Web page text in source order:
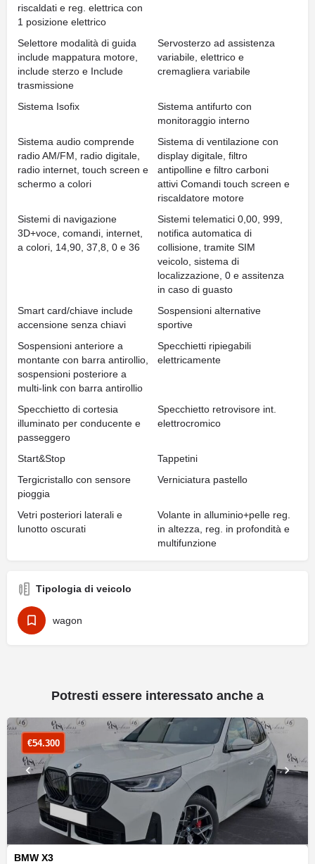
riscaldati e reg. elettrica con
1 posizione elettrico
Selettore modalità di guida
include mappatura motore,
include sterzo e Include
trasmissione
Servosterzo ad assistenza
variabile, elettrico e
cremagliera variabile
Sistema Isofix
Sistema antifurto con
monitoraggio interno
Sistema audio comprende
radio AM/FM, radio digitale,
radio internet, touch screen e
schermo a colori
Sistema di ventilazione con
display digitale, filtro
antipolline e filtro carboni
attivi Comandi touch screen e
riscaldatore motore
Sistemi di navigazione
3D+voce, comandi, internet,
a colori, 14,90, 37,8, 0 e 36
Sistemi telematici 0,00, 999,
notifica automatica di
collisione, tramite SIM
veicolo, sistema di
localizzazione, 0 e assitenza
in caso di guasto
Smart card/chiave include
accensione senza chiavi
Sospensioni alternative
sportive
Sospensioni anteriore a
montante con barra antirollio,
sospensioni posteriore a
multi-link con barra antirollio
Specchietti ripiegabili
elettricamente
Specchietto di cortesia
illuminato per conducente e
passeggero
Specchietto retrovisore int.
elettrocromico
Start&Stop
Tappetini
Tergicristallo con sensore
pioggia
Verniciatura pastello
Vetri posteriori laterali e
lunotto oscurati
Volante in alluminio+pelle reg.
in altezza, reg. in profondità e
multifunzione
Tipologia di veicolo
wagon
Potresti essere interessato anche a
BMW X3
€54.300